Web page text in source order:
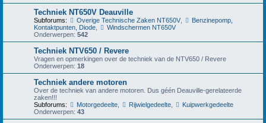
Techniek NT650V Deauville
Subforums: Overige Technische Zaken NT650V,
Benzinepomp,
Kontaktpunten, Diode
Windschermen NT650V
Onderwerpen: 542
Techniek NTV650 / Revere
Vragen en opmerkingen over de techniek van de NTV650 / Revere
Onderwerpen: 18
Techniek andere motoren
Over de techniek van andere motoren. Dus géén Deauville-gerelateerde
zaken!!!
Subforums:
Motorgedeelte, Rijwielgedeelte,
Kuipwerkgedeelte
Onderwerpen: 43